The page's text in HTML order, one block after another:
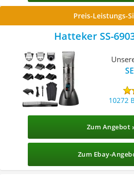
Preis-Leistungs-
Hatteker SS-
10272
Zum Angebot
Zum Ebay-